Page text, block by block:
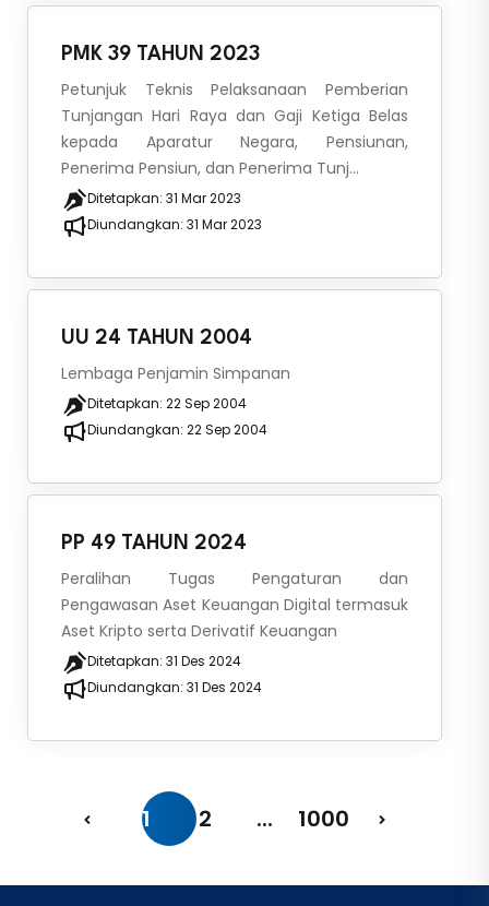
PMK 39 TAHUN 2023
Petunjuk Teknis Pelaksanaan Pemberian
Tunjangan Hari Raya dan Gaji Ketiga Belas
kepada Aparatur Negara, Pensiunan,
Penerima Pensiun, dan Penerima Tunj...
Ditetapkan: 31 Mar 2023
Diundangkan: 31 Mar 2023
UU 24 TAHUN 2004
Lembaga Penjamin Simpanan
Ditetapkan: 22 Sep 2004
Diundangkan: 22 Sep 2004
PP 49 TAHUN 2024
Peralihan Tugas Pengaturan dan
Pengawasan Aset Keuangan Digital termasuk
Aset Kripto serta Derivatif Keuangan
Ditetapkan: 31 Des 2024
Diundangkan: 31 Des 2024
1 2 ... 1000